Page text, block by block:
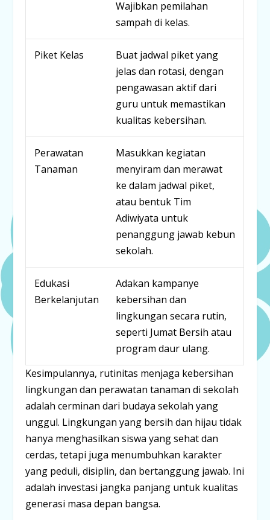
Wajibkan pemilahan
sampah di kelas.
Piket Kelas
Buat jadwal piket yang
jelas dan rotasi, dengan
pengawasan aktif dari
guru untuk memastikan
kualitas kebersihan.
Perawatan
Tanaman
Masukkan kegiatan
menyiram dan merawat
ke dalam jadwal piket,
atau bentuk Tim
Adiwiyata untuk
penanggung jawab kebun
sekolah.
Edukasi
Berkelanjutan
Adakan kampanye
kebersihan dan
lingkungan secara rutin,
seperti Jumat Bersih atau
program daur ulang.
Kesimpulannya, rutinitas menjaga kebersihan
lingkungan dan perawatan tanaman di sekolah
adalah cerminan dari budaya sekolah yang
unggul. Lingkungan yang bersih dan hijau tidak
hanya menghasilkan siswa yang sehat dan
cerdas, tetapi juga menumbuhkan karakter
yang peduli, disiplin, dan bertanggung jawab. Ini
adalah investasi jangka panjang untuk kualitas
generasi masa depan bangsa.